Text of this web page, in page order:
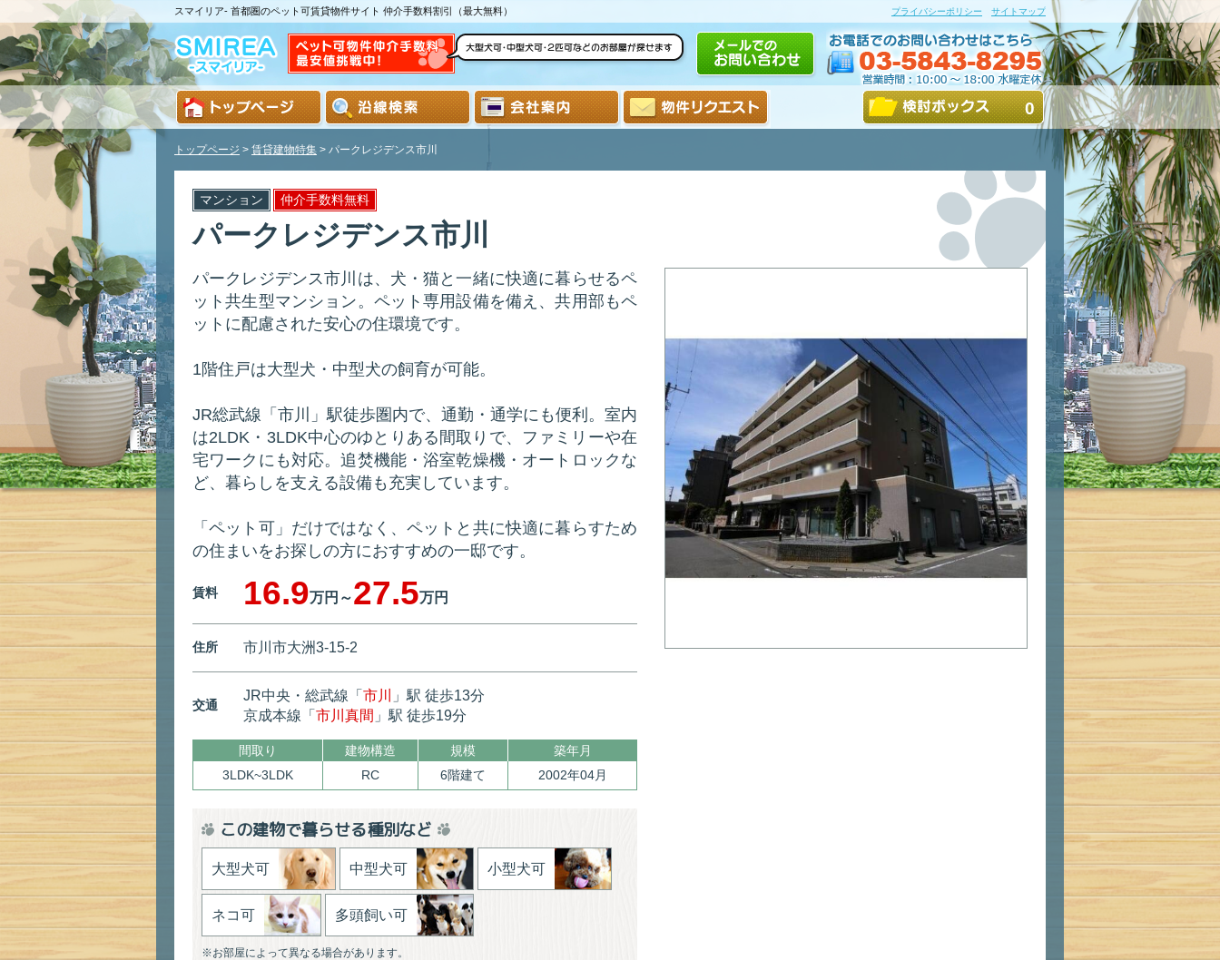
スマイリア- 首都圏のペット可賃貸物件サイト 仲介手数料割引（最大無料） プライバシーポリシー サイトマップ
0
トップページ > 賃貸建物特集 > パークレジデンス市川
マンション 仲介手数料無料
パークレジデンス市川
パークレジデンス市川は、犬・猫と一緒に快適に暮らせるペ
ット共生型マンション。ペット専用設備を備え、共用部もペ
ットに配慮された安心の住環境です。
1階住戸は大型犬・中型犬の飼育が可能。
JR総武線「市川」駅徒歩圏内で、通勤・通学にも便利。室内
は2LDK・3LDK中心のゆとりある間取りで、ファミリーや在
宅ワークにも対応。追焚機能・浴室乾燥機・オートロックな
ど、暮らしを支える設備も充実しています。
「ペット可」だけではなく、ペットと共に快適に暮らすため
の住まいをお探しの方におすすめの一邸です。
賃料 16.9万円～27.5万円
住所 市川市大洲3-15-2
交通
JR中央・総武線「 市川
」駅 徒歩13分
京成本線「 市川真間 」駅 徒歩19分
間取り 建物構造 規模
築年月
3LDK~3LDK
RC 6階建て 2002年04月
この建物で暮らせる種別など
大型犬可 中型犬可 小型犬可
ネコ可 多頭飼い可
※お部屋によって異なる場合があります。